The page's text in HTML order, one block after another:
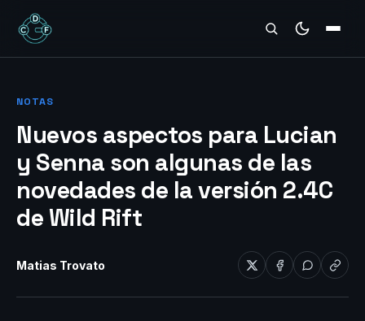
REVIEWS
NOTAS
Nuevos aspectos para Lucian
y Senna son algunas de las
novedades de la versión 2.4C
de Wild Rift
Matias Trovato